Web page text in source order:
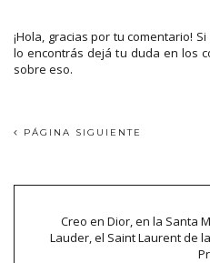
¡Hola, gracias por tu comentario!
lo encontrás dejá tu duda en los
sobre eso.
PÁGINA SIGUIENTE
Creo en Dior, en la Santa
Lauder, el Saint Laurent de